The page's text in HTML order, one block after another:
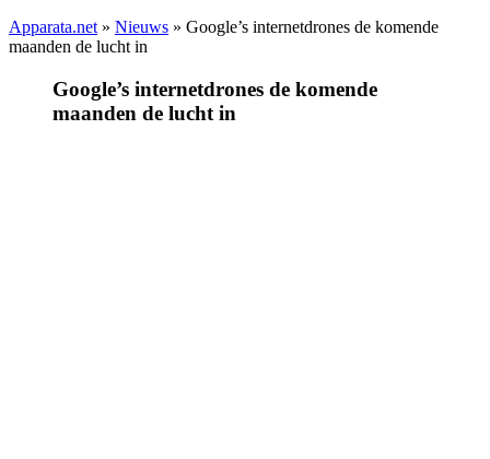
Apparata.net » Nieuws » Google’s internetdrones de komende
maanden de lucht in
Google’s internetdrones de komende
maanden de lucht in